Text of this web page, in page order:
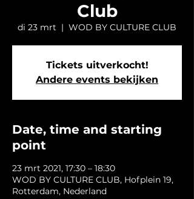
Club
di 23 mrt
  |
WOD BY CULTURE CLUB
Tickets uitverkocht!
Andere events bekijken
Date, time and starting
point
23 mrt 2021, 17:30 – 18:30
WOD BY CULTURE CLUB, Hofplein 19,
Rotterdam, Nederland